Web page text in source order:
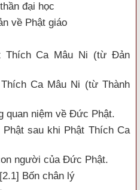
đại học
về Phật giáo
Ca Mâu Ni (từ Ðản
Ca Mâu Ni (từ Thành
quan niệm về Ðức Phật.
sau khi Phật Thích Ca
người của Ðức Phật.
Bốn chân lý